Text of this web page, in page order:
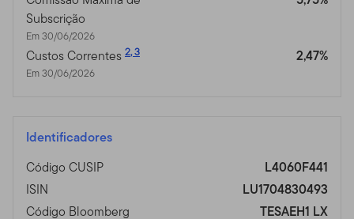
Subscrição
Em 30/06/2026
Custos Correntes 2,3
Em 30/06/2026
2,47%
Identificadores
Código CUSIP
L4060F441
ISIN
LU1704830493
Código Bloomberg
TESAEH1 LX